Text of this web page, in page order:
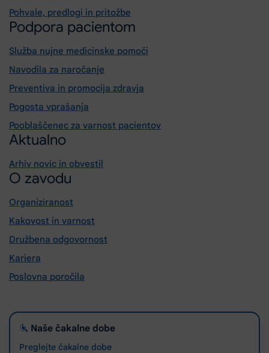
Pohvale, predlogi in pritožbe
Podpora pacientom
Služba nujne medicinske pomoči
Navodila za naročanje
Preventiva in promocija zdravja
Pogosta vprašanja
Pooblaščenec za varnost pacientov
Aktualno
Arhiv novic in obvestil
O zavodu
Organiziranost
Kakovost in varnost
Družbena odgovornost
Kariera
Poslovna poročila
Naše čakalne dobe
Preglejte čakalne dobe